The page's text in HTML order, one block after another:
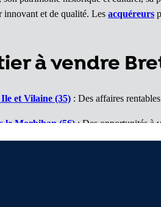
innovant et de qualité. Les acquéreurs
à vendre
et Vilaine (35) : Des affaires rentables
le Morbihan (56): Des opportunités à